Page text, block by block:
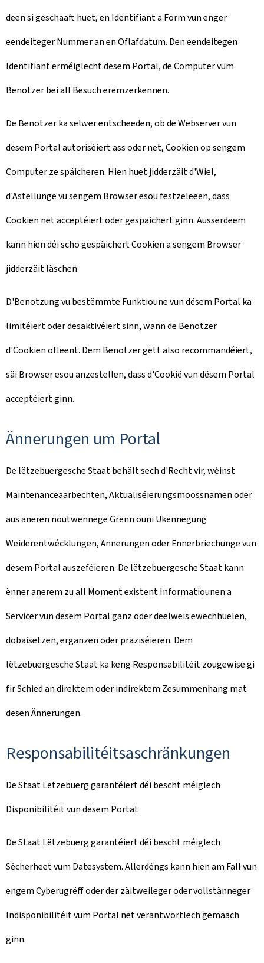
deen si geschaaft huet, en Identifiant a Form vun enger
eendeiteger Nummer an en Oflafdatum. Den eendeitegen
Identifiant erméiglecht dësem Portal, de Computer vum
Benotzer bei all Besuch erëmzerkennen.
De Benotzer ka selwer entscheeden, ob de Webserver vun
dësem Portal autoriséiert ass oder net, Cookien op sengem
Computer ze späicheren. Hien huet jidderzäit d'Wiel,
d'Astellunge vu sengem Browser esou festzeleeën, dass
Cookien net acceptéiert oder gespäichert ginn. Ausserdeem
kann hien déi scho gespäichert Cookien a sengem Browser
jidderzäit läschen.
D'Benotzung vu bestëmmte Funktioune vun dësem Portal ka
limitéiert oder desaktivéiert sinn, wann de Benotzer
d'Cookien ofleent. Dem Benotzer gëtt also recommandéiert,
säi Browser esou anzestellen, dass d'Cookië vun dësem Portal
acceptéiert ginn.
Ännerungen um Portal
De lëtzebuergesche Staat behält sech d'Recht vir, wéinst
Maintenanceaarbechten, Aktualiséierungsmoossnamen oder
aus aneren noutwennege Grënn ouni Ukënnegung
Weiderentwécklungen, Ännerungen oder Ënnerbriechunge vun
dësem Portal auszeféieren. De lëtzebuergesche Staat kann
ënner anerem zu all Moment existent Informatiounen a
Servicer vun dësem Portal ganz oder deelweis ewechhuelen,
dobäisetzen, ergänzen oder präziséieren. Dem
lëtzebuergesche Staat ka keng Responsabilitéit zougewise gi
fir Schied an direktem oder indirektem Zesummenhang mat
dësen Ännerungen.
Responsabilitéitsaschränkungen
De Staat Lëtzebuerg garantéiert déi bescht méiglech
Disponibilitéit vun dësem Portal.
De Staat Lëtzebuerg garantéiert déi bescht méiglech
Sécherheet vum Datesystem. Allerdéngs kann hien am Fall vun
engem Cyberugrëff oder der zäitweileger oder vollstänneger
Indisponibilitéit vum Portal net verantwortlech gemaach
ginn.